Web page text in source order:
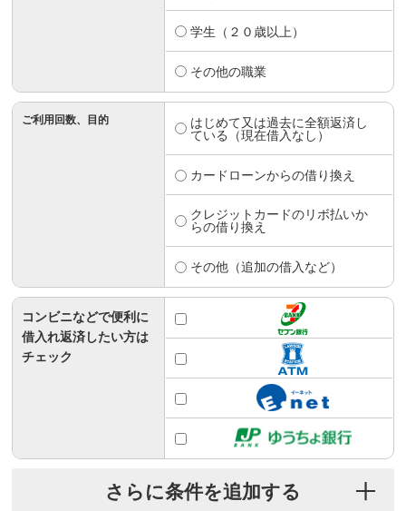
学生（２０歳以上）
その他の職業
ご利用回数、目的
はじめて又は過去に全額返済し
ている（現在借入なし）
カードローンからの借り換え
クレジットカードのリボ払いか
らの借り換え
その他（追加の借入など）
コンビニなどで便利に
借入れ返済したい方は
チェック
当サイトおすすめ